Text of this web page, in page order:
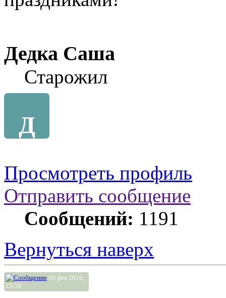
Дедка Саша
Старожил
Д
Просмотреть профиль
Отправить сообщение
Сообщений: 1191
Вернуться наверх
08 фев 2016,
23:59